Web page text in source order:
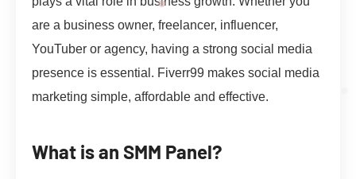
are a business owner, freelancer, influencer,
YouTuber or agency, having a strong social media
presence is essential. Fiverr99 makes social media
marketing simple, affordable and effective.
What is an SMM Panel?